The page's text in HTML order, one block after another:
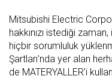
Mitsubishi Electric
hakkınızı istediği
hiçbir sorumluluk
Şartları'nda yer alan
de MATERYALLER'i